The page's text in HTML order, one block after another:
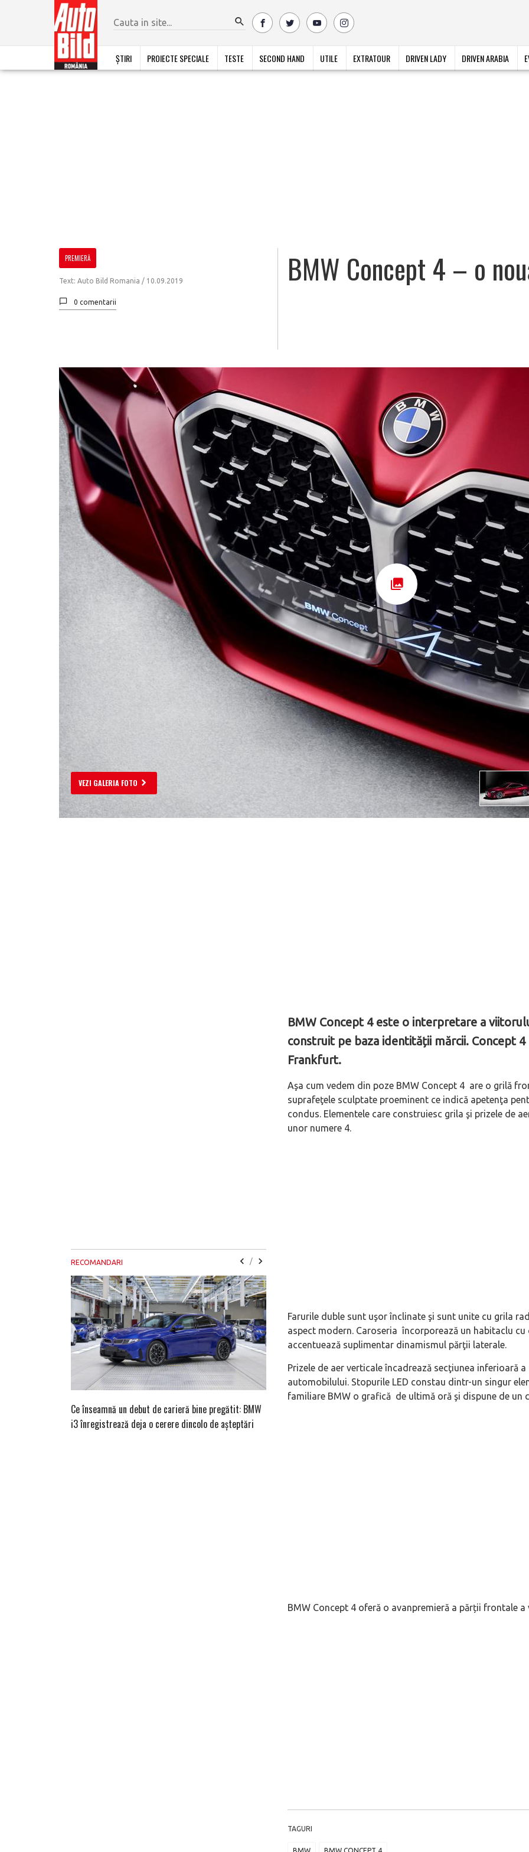
ȘTIRI PROIECTE SPECIALE TESTE SECOND HAND UTILE EXTRATOUR DRIVEN LADY DRIVEN ARABIA
PREMIERĂ
Text: Auto Bild Romania / 10.09.2019
0 comentarii
BMW Concept 4 – o
VEZI GALERIA FOTO
BMW Concept 4 este o interpretare a
construit pe baza identității mărcii. Concept
Frankfurt.
Aşa cum vedem din poze BMW Concept 4 are o grilă
suprafeţele sculptate proeminent ce indică apetenţa
condus. Elementele care construiesc grila şi prizele de
unor numere 4.
Farurile duble sunt uşor înclinate şi sunt unite cu grila
aspect modern. Caroseria încorporează un habitaclu
accentuează suplimentar dinamismul părţii laterale.
Prizele de aer verticale încadrează secţiunea inferioară
automobilului. Stopurile LED constau dintr-un singur
familiare BMW o grafică de ultimă oră şi dispune de un
BMW Concept 4 oferă o avanpremieră a părții frontale a
TAGURI
RECOMANDARI /
Ce înseamnă un debut de carieră bine pregătit: BMW
i3 înregistrează deja o cerere dincolo de așteptări